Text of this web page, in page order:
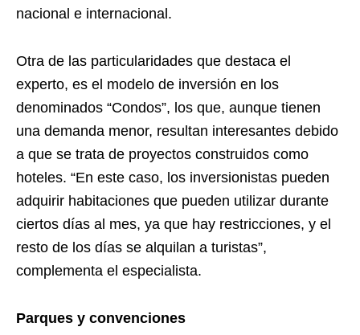
nacional e internacional.
Otra de las particularidades que destaca el
experto, es el modelo de inversión en los
denominados “Condos”, los que, aunque tienen
una demanda menor, resultan interesantes debido
a que se trata de proyectos construidos como
hoteles. “En este caso, los inversionistas pueden
adquirir habitaciones que pueden utilizar durante
ciertos días al mes, ya que hay restricciones, y el
resto de los días se alquilan a turistas”,
complementa el especialista.
Parques y convenciones